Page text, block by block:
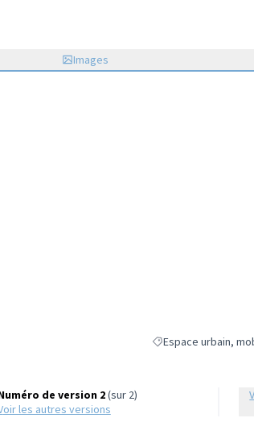
Images
Filtrer les résultats
Espace urbain,
de version 2(sur 2)
voir les autres versions
Vérifiez l'empreinte